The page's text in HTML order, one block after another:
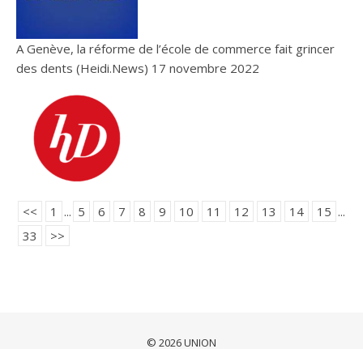
A Genève, la réforme de l’école de commerce fait grincer
des dents (Heidi.News) 17 novembre 2022
<< 1 ... 5 6 7 8 9 10 11 12 13 14 15 ...
33
>>
© 2026 UNION